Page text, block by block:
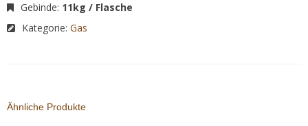
Gebinde: 11kg / Flasche
Kategorie: Gas
Ähnliche Produkte